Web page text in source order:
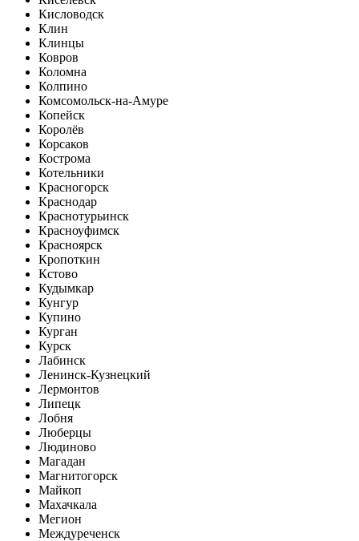
Кисловодск
Клин
Клинцы
Ковров
Коломна
Колпино
Комсомольск-на-Амуре
Копейск
Королёв
Корсаков
Кострома
Котельники
Красногорск
Краснодар
Краснотурьинск
Красноуфимск
Красноярск
Кропоткин
Кстово
Кудымкар
Кунгур
Купино
Курган
Курск
Лабинск
Ленинск-Кузнецкий
Лермонтов
Липецк
Лобня
Люберцы
Людиново
Магадан
Магнитогорск
Майкоп
Махачкала
Мегион
Междуреченск